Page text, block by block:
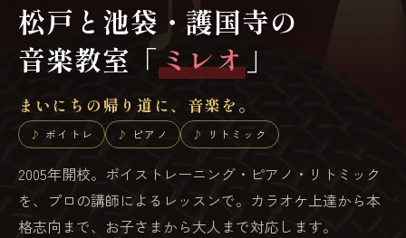
松戸と池袋・護国寺の
音楽教室「ミレオ 」
まいにちの帰り道に、音楽を。
ボイトレ ピアノ リトミック
2005年開校。ボイストレーニング・ピアノ・リトミック
を、プロの講師によるレッスンで。カラオケ上達から本
格志向まで、お子さまから大人まで対応します。